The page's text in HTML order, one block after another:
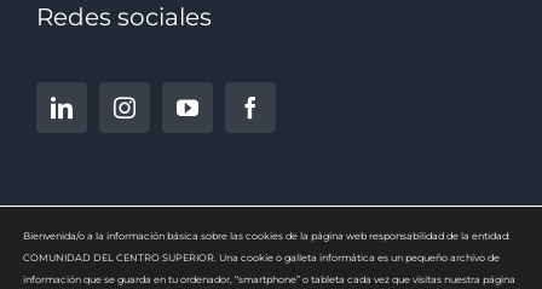
Redes sociales
Bienvenida/o a la información básica sobre las cookies de la página web responsabilidad de la entidad:
COMUNIDAD DEL CENTRO SUPERIOR. Una cookie o galleta informática es un pequeño archivo de
información que se guarda en tu ordenador, “smartphone” o tableta cada vez que visitas nuestra página